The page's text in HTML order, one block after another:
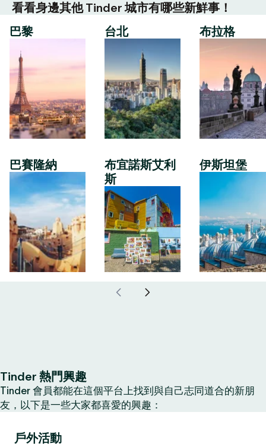
看看身邊其他 Tinder 城市有哪些新鮮事！
巴黎
巴賽隆納
台北
布宜諾斯艾利
斯
布拉格
伊斯坦堡
Tinder 熱門興趣
Tinder 會員都能在這個平台上找到與自己志同道合的新朋
友，以下是一些大家都喜愛的興趣：
戶外活動